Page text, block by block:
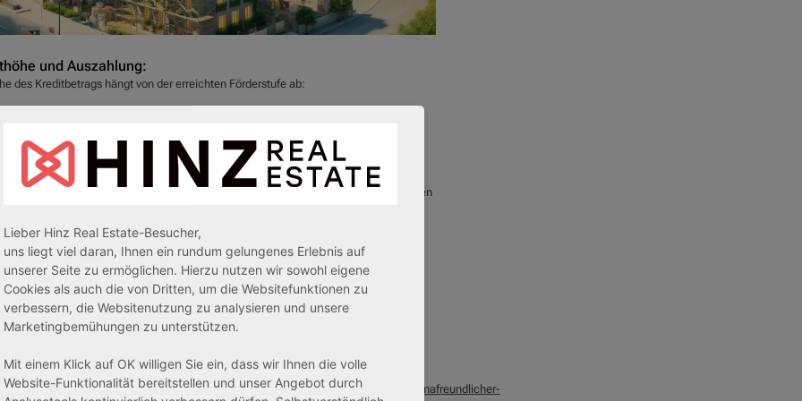
und Auszahlung:
des Kreditbetrags hängt von der erreichten Förderstufe ab:
Klimafreundliches Wohngebäude: Bis zu 100.000 Euro je Wohnung
erfolgt zu 100 % des Kreditbetrags.
Sie diese Gelegenheit, um nachhaltig in Immobilien zu investieren und von staatlichen
zu profitieren. Wir haben die passenden Immobilien für Ihre Investition.
Sie uns gerne an oder schauen Sie sich auf unserer Webseite um.
oder für weitere Informationen erreichen Sie uns täglich, auch an
und Feiertagen, von 09.00 - 20.00 Uhr unter den Rufnummern 05764 942777
0172 5113879.
uns auf Ihre Kontaktaufnahme.
tagesaktuellen KfW-Konditionen beachten Sie bitte die offizielle Webseite der KfW:
inlandsfoerderung/Privatpersonen/Neubau/F%C3%B6rderprodukte/Klimafreundlicher-
Lieber Hinz Real Estate-Besucher,
uns liegt viel daran, Ihnen ein rundum gelungenes Erlebnis auf
unserer Seite zu ermöglichen. Hierzu nutzen wir sowohl eigene
Cookies als auch die von Dritten, um die Websitefunktionen zu
verbessern, die Websitenutzung zu analysieren und unsere
Marketingbemühungen zu unterstützen.
Mit einem Klick auf OK willigen Sie ein, dass wir Ihnen die volle
Website-Funktionalität bereitstellen und unser Angebot durch